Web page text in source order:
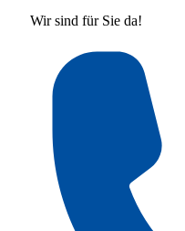
Wir sind für Sie da!